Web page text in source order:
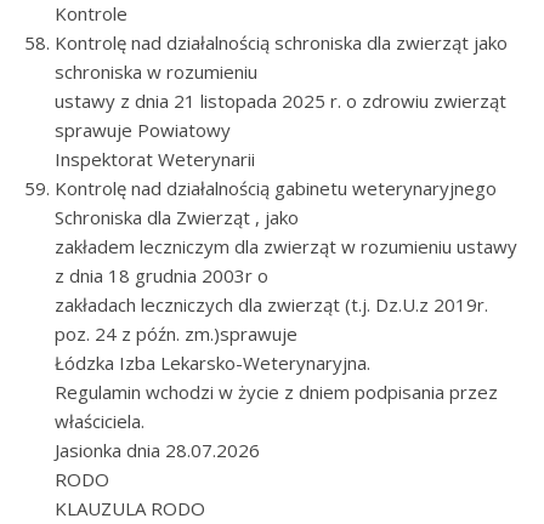
Kontrole
Kontrolę nad działalnością schroniska dla zwierząt jako
schroniska w rozumieniu
ustawy z dnia 21 listopada 2025 r. o zdrowiu zwierząt
sprawuje Powiatowy
Inspektorat Weterynarii
Kontrolę nad działalnością gabinetu weterynaryjnego
Schroniska dla Zwierząt , jako
zakładem leczniczym dla zwierząt w rozumieniu ustawy
z dnia 18 grudnia 2003r o
zakładach leczniczych dla zwierząt (t.j. Dz.U.z 2019r.
poz. 24 z późn. zm.)sprawuje
Łódzka Izba Lekarsko-Weterynaryjna.
Regulamin wchodzi w życie z dniem podpisania przez
właściciela.
Jasionka dnia 28.07.2026
RODO
KLAUZULA RODO